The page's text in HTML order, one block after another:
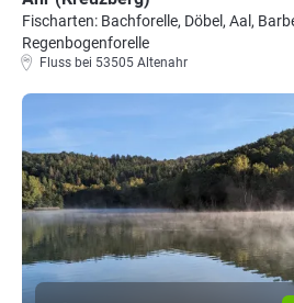
Fischarten: Bachforelle, Döbel, Aal,
Regenbogenforelle
Fluss bei 53505 Altenahr